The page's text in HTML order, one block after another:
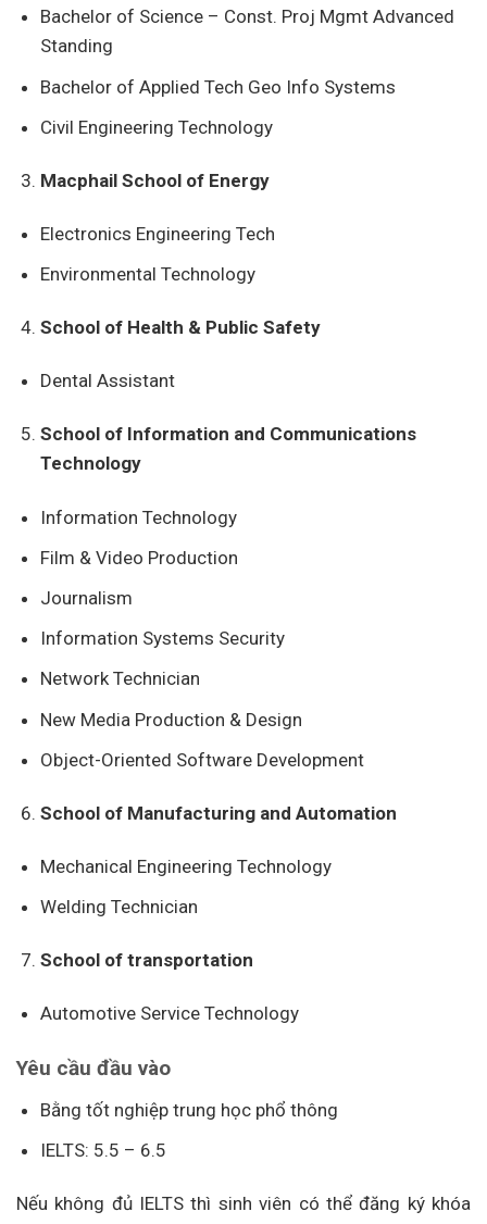
Bachelor of Science – Const. Proj Mgmt Advanced
Standing
Bachelor of Applied Tech Geo Info Systems
Civil Engineering Technology
Macphail School of Energy
Electronics Engineering Tech
Environmental Technology
School of Health & Public Safety
Dental Assistant
School of Information and Communications
Technology
Information Technology
Film & Video Production
Journalism
Information Systems Security
Network Technician
New Media Production & Design
Object-Oriented Software Development
School of Manufacturing and Automation
Mechanical Engineering Technology
Welding Technician
School of transportation
Automotive Service Technology
Yêu cầu đầu vào
Bằng tốt nghiệp trung học phổ thông
IELTS: 5.5 – 6.5
Nếu không đủ IELTS thì sinh viên có thể đăng ký khóa